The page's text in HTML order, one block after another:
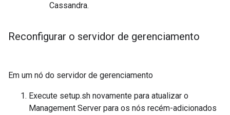
Cassandra.
Reconfigurar o servidor de gerenciamento
Em um nó do servidor de gerenciamento
Execute setup.sh novamente para atualizar o
Management Server para os nós recém-adicionados